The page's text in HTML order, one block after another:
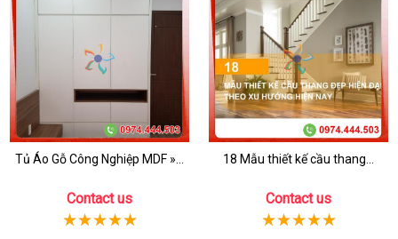
Tủ Áo Gỗ Công Nghiệp MDF »...
Contact us
18 Mẫu thiết kế cầu thang...
Contact us